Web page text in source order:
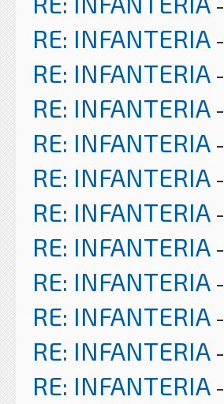
RE: INFANTERIA -
RE: INFANTERIA -
RE: INFANTERIA -
RE: INFANTERIA -
RE: INFANTERIA -
RE: INFANTERIA -
RE: INFANTERIA -
RE: INFANTERIA -
RE: INFANTERIA -
RE: INFANTERIA -
RE: INFANTERIA -